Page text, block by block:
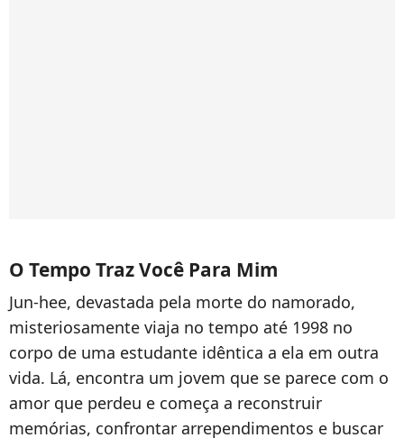
O Tempo Traz Você Para Mim
Jun-hee, devastada pela morte do namorado,
misteriosamente viaja no tempo até 1998 no
corpo de uma estudante idêntica a ela em outra
vida. Lá, encontra um jovem que se parece com o
amor que perdeu e começa a reconstruir
memórias, confrontar arrependimentos e buscar